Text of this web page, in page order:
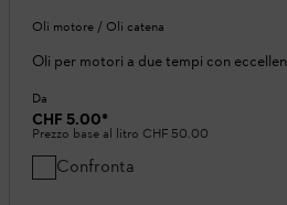
Oli motore / Oli catena
Oli per motori a due tempi con
Da
CHF 5.00*
Prezzo base al litro CHF 50.00
Confronta